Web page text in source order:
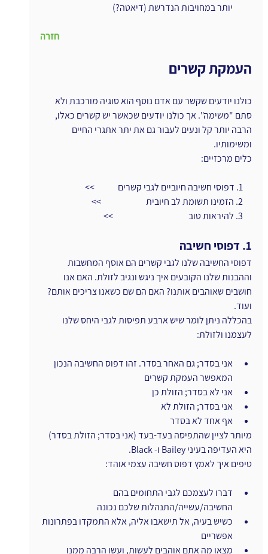
יותר במחויבות הנדרשת (דיאטה?)
חזרה
העמקת קשרים
כולנו יודעים שקשר עם אדם נוסף הוא סוגיה מורכבת ולא
סתם "משימה". אך כולנו יודעים שכאשר יש קשרים כאלו,
הרבה יותר קל ונעים לעבור גם את יתר אתגרי החיים
ומשימותיו.
כלים מרכזיים:
1. דפוסי חשיבה
דפוסי החשיבה שלנו לגבי קשרים הם אוסף המחשבות
וההבנות שלנו הקובעים איך ניגש ונגיב לזולת. האם אנו
חושבים שאוהבים אותנו? האם הם שם כשאנו צריכים אותם?
ועוד.
בהכללה ניתן לומר שיש ארבע תפיסות לגבי היחס שלנו
לעצמנו ולזולת:
אני בסדר; גם האחר בסדר. זהו דפוס החשיבה הנכון
המאפשר העמקת קשרים
אני לא בסדר; הזולת כן
אני בסדר; הזולת לא
אף אחד לא בסדר
מיותר לציין שהתפיסה בעד-בעד (אני בסדר; הזולת בסדר)
היא העדיפה בעיני Bailey ו- Black.
טיפים איך לאמץ דפוס חשיבה עצמי אוהד:
דברו לעצמכם לגבי התחומים בהם
החשיבה/עשייה/התנהלות שלכם נכונה
כשיש בעיה, אל תישאבו אליה, אלא התמקדו בפתרונות
אפשריים
מצאו מה אתם אוהבים לעשות, ועשו הרבה ממנו